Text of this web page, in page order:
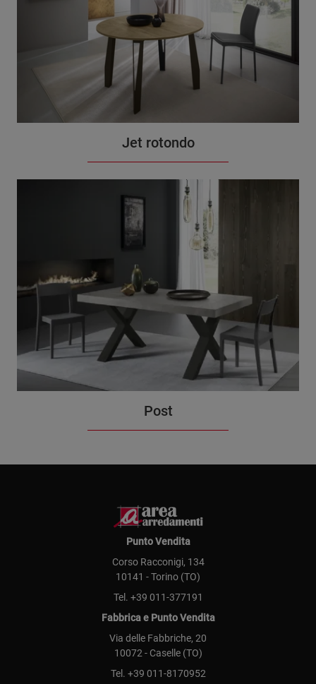
Jet rotondo
Post
Punto Vendita
Corso Racconigi, 134
10141 - Torino (TO)
Tel. +39 011-377191
Fabbrica e Punto Vendita
Via delle Fabbriche, 20
10072 - Caselle (TO)
Tel. +39 011-8170952